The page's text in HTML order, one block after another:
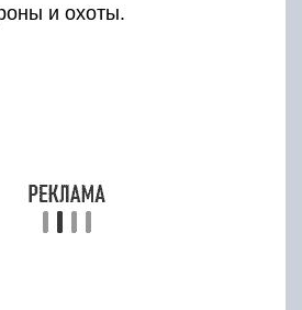
и охоты.